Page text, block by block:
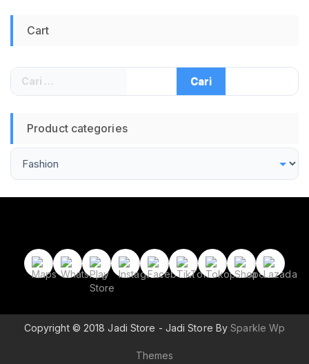
Cart
Cari
untuk:
Product categories
Copyright © 2018 Jadi Store - Jadi Store BySparkle Wp
Themes